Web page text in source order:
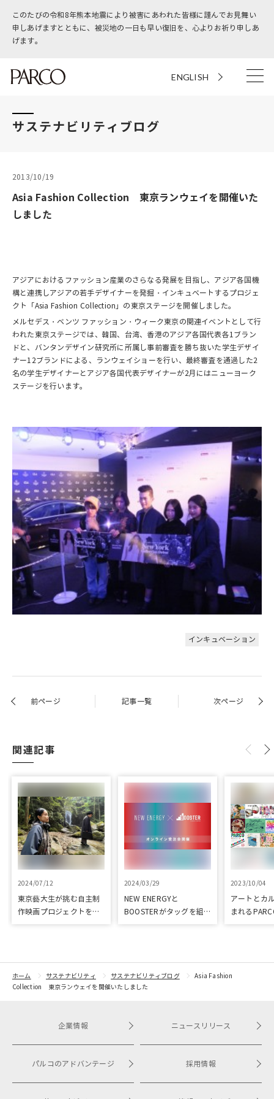
このたびの令和8年熊本地震により被害にあわれた皆様に謹んでお見舞い
申しあげますとともに、被災地の一日も早い復旧を、心よりお祈り申しあ
げます。
ENGLISH
サステナビリティブログ
2013/10/19
Asia Fashion Collection 東京ランウェイを開催いた
しました
アジアにおけるファッション産業のさらなる発展を目指し、アジア各国機
構と連携しアジアの若手デザイナーを発掘・インキュベートするプロジェ
クト「Asia Fashion Collection」の東京ステージを開催しました。
メルセデス・ベンツ ファッション・ウィーク東京の関連イベントとして行
われた東京ステージでは、韓国、台湾、香港のアジア各国代表各1ブラン
ドと、バンタンデザイン研究所に所属し事前審査を勝ち抜いた学生デザイ
ナー12ブランドによる、ランウェイショーを行い、最終審査を通過した2
名の学生デザイナーとアジア各国代表デザイナーが2月にはニューヨーク
ステージを行います。
インキュベーション
前ページ 記事一覧 次ページ
関連記事
2024/07/12
東京藝大生が挑む自主制
作映画プロジェクトをク
2024/03/29
NEW ENERGYと
BOOSTERがタッグを組
2023/10/04
アートとカ
まれる
ホーム サステナビリティ サステナビリティブログ
Asia Fashion
Collection 東京ランウェイを開催いたしました
企業情報
パルコのアドバンテージ
ニュースリリース
採用情報